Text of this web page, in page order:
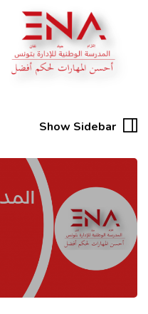
Show Sidebar